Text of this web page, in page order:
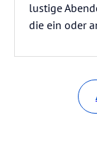
lustige
die ein oder